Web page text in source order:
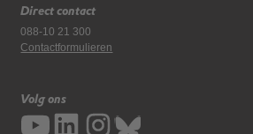
Direct contact
088-10 21 300
Contactformulieren
Volg ons